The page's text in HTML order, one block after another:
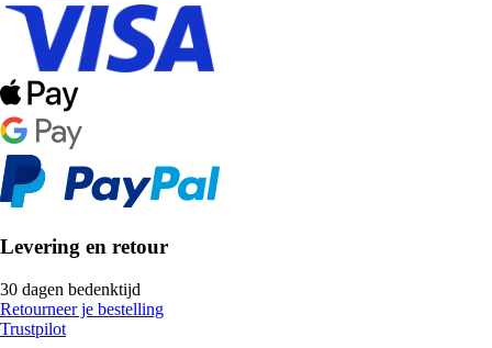
Levering en retour
30 dagen bedenktijd
Retourneer je bestelling
Trustpilot